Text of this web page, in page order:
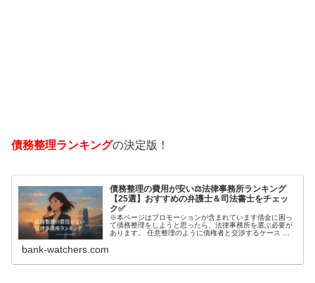
債務整理ランキングの決定版！
債務整理の費用が安い⚖️法律事務所ランキング
【25選】おすすめの弁護士＆司法書士をチェッ
ク✅
※本ページはプロモーションが含まれています借金に困っ
て債務整理をしようと思ったら、法律事務所を選ぶ必要が
あります。 任意整理のように債権者と交渉するケース 自
bank-watchers.com